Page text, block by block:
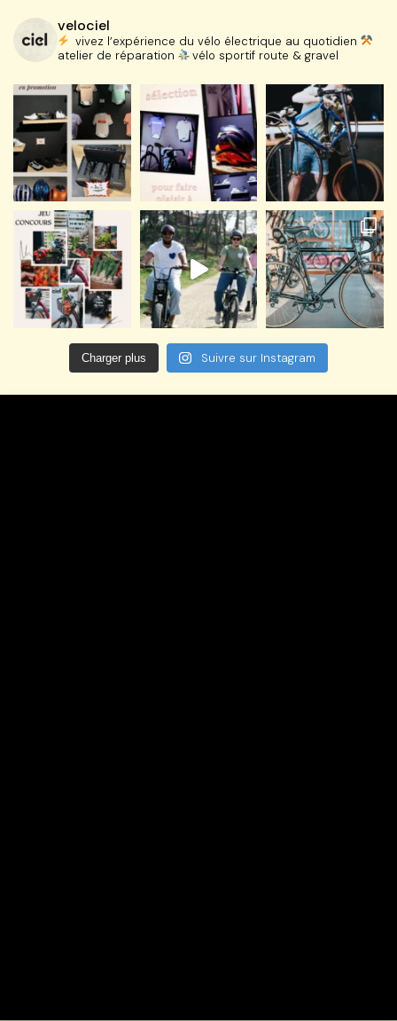
velociel
vivez l’expérience du vélo électrique au quotidien
atelier de réparation
vélo sportif route & gravel
Charger plus Suivre sur Instagram